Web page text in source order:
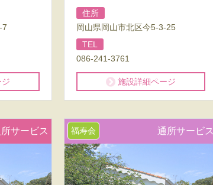
7
住所
岡山県岡山市北区今5-3-25
TEL
086-241-3761
施設詳細ページ
所サービス 福寿会 通所サービス